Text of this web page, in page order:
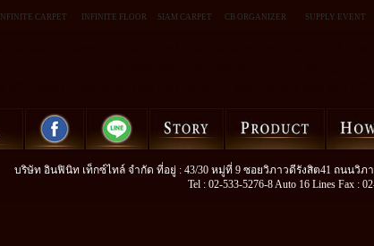
INFINITE CARPET INFINITE FLOOR SIAM CARPET CB ORGANIZER SUPPLY EVENT
บริษัท อินฟินิท เท็กซ์ไทล์ จำกัด ที่อยู่ : 43/30 หมู่ที่ 9 ซอยวิภาวดีรังสิต41 ถนนวิภ
Tel : 02-533-5276-8 Auto 16 Lines Fax :